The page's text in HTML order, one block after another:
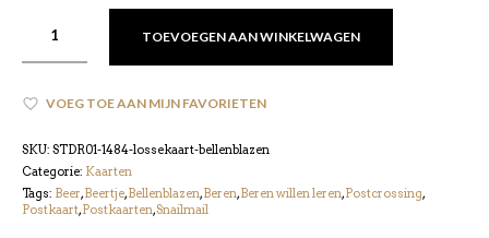
TOEVOEGEN AAN WINKELWAGEN
VOEG TOE AAN MIJN FAVORIETEN
SKU: STDR01-1484-lossekaart-bellenblazen
Categorie: Kaarten
Tags: Beer,Beertje,Bellenblazen,Beren,Beren willen leren,Postcrossing,
Postkaart,Postkaarten,Snailmail